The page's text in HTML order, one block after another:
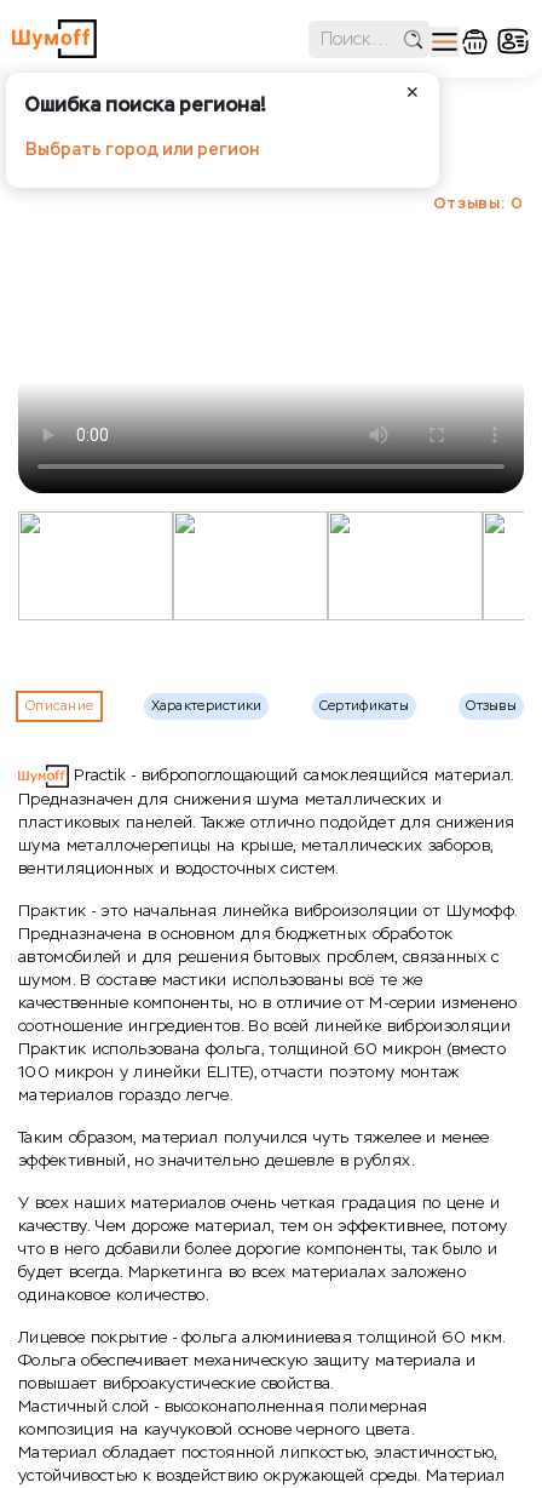
✕
Ошибка поиска региона!
Выбрать город или регион
Отзывы: 0
Описание Характеристики Сертификаты Отзывы
Practik - вибропоглощающий самоклеящийся материал.
Предназначен для снижения шума металлических и
пластиковых панелей. Также отлично подойдет для снижения
шума металлочерепицы на крыше, металлических заборов,
вентиляционных и водосточных систем.
Практик - это начальная линейка виброизоляции от Шумофф.
Предназначена в основном для бюджетных обработок
автомобилей и для решения бытовых проблем, связанных с
шумом. В составе мастики использованы всё те же
качественные компоненты, но в отличие от М-серии изменено
соотношение ингредиентов. Во всей линейке виброизоляции
Практик использована фольга, толщиной 60 микрон (вместо
100 микрон у линейки ELITE), отчасти поэтому монтаж
материалов гораздо легче.
Таким образом, материал получился чуть тяжелее и менее
эффективный, но значительно дешевле в рублях.
У всех наших материалов очень четкая градация по цене и
качеству. Чем дороже материал, тем он эффективнее, потому
что в него добавили более дорогие компоненты, так было и
будет всегда. Маркетинга во всех материалах заложено
одинаковое количество.
Лицевое покрытие - фольга алюминиевая толщиной 60 мкм.
Фольга обеспечивает механическую защиту материала и
повышает виброакустические свойства.
Мастичный слой - высоконаполненная полимерная
композиция на каучуковой основе черного цвета.
Материал обладает постоянной липкостью, эластичностью,
устойчивостью к воздействию окружающей среды. Материал